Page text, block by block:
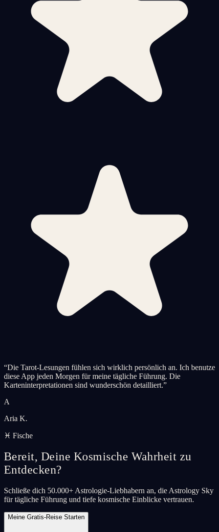
“Die Tarot-Lesungen fühlen sich wirklich persönlich an. Ich benutze
diese App jeden Morgen für meine tägliche Führung. Die
Karteninterpretationen sind wunderschön detailliert.”
A
Aria K.
♓ Fische
Bereit, Deine Kosmische Wahrheit zu
Entdecken?
Schließe dich 50.000+ Astrologie-Liebhabern an, die Astrology Sky
für tägliche Führung und tiefe kosmische Einblicke vertrauen.
Meine Gratis-Reise Starten